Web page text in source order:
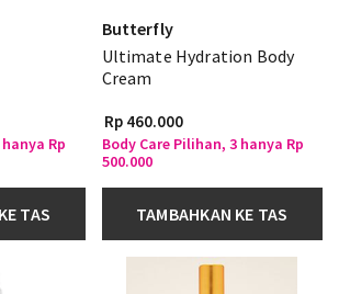
Rp
TAS
Butterfly
Ultimate Hydration Body
Cream
Rp 460.000
Body Care Pilihan, 3 hanya Rp
500.000
TAMBAHKAN KE TAS